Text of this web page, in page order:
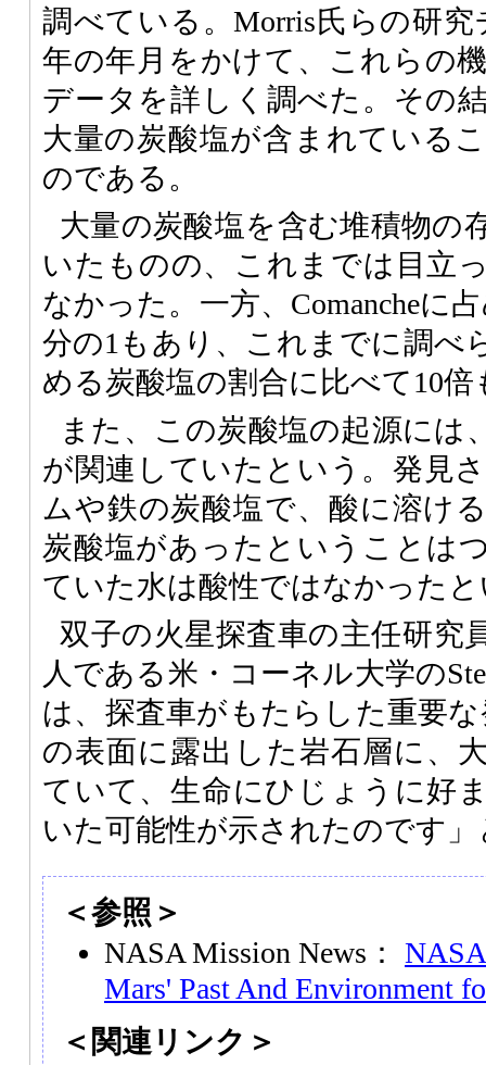
調べている。Morris氏らの研
年の年月をかけて、これらの
データを詳しく調べた。その
大量の炭酸塩が含まれている
のである。
大量の炭酸塩を含む堆積物の
いたものの、これまでは目立
なかった。一方、Comancheに
分の1もあり、これまでに調べ
める炭酸塩の割合に比べて10倍
また、この炭酸塩の起源には
が関連していたという。発見
ムや鉄の炭酸塩で、酸に溶け
炭酸塩があったということは
ていた水は酸性ではなかった
双子の火星探査車の主任研究
人である米・コーネル大学の
は、探査車がもたらした重要
の表面に露出した岩石層に、
ていて、生命にひじょうに好
いた可能性が示されたのです
＜参照＞
NASA Mission News：
Mars' Past And Environment
＜関連リンク＞